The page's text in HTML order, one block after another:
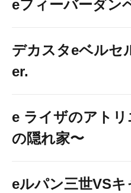
eフィーバーダン
デカスタeベルセ
er.
e ライザのアト
の隠れ家〜
eルパン三世VSキ